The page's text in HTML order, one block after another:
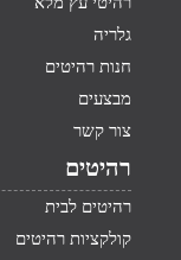
גלריה
חנות רהיטים
מבצעים
צור קשר
רהיטים
רהיטים לבית
קולקציות רהיטים